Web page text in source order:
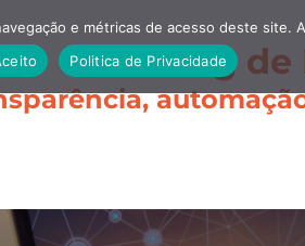
Blog de
e métricas de acesso deste
Politica de Privacidade